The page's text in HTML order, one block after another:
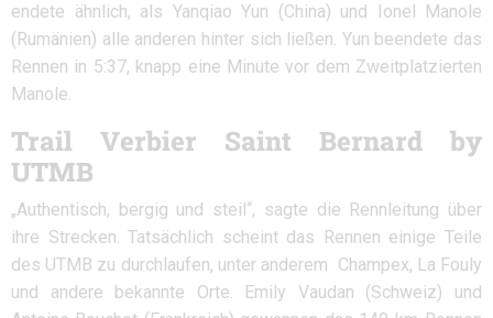
endete ähnlich, als Yanqiao Yun (China) und Ionel Manole
(Rumänien) alle anderen hinter sich ließen. Yun beendete das
Rennen in 5:37, knapp eine Minute vor dem Zweitplatzierten
Manole.
Trail Verbier Saint Bernard by
UTMB
„Authentisch, bergig und steil“, sagte die Rennleitung über
ihre Strecken. Tatsächlich scheint das Rennen einige Teile
des UTMB zu durchlaufen, unter anderem Champex, La Fouly
und andere bekannte Orte. Emily Vaudan (Schweiz) und